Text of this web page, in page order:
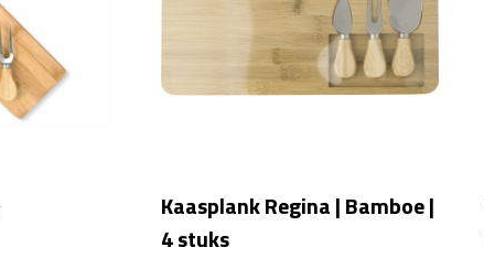
Kaasplank Regina | Bamboe |
4 stuks